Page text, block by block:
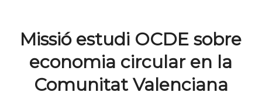
Missió estudi OCDE sobre
economia circular en la
Comunitat Valenciana